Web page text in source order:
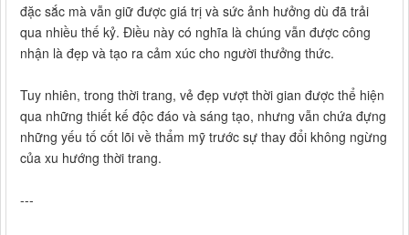
đặc sắc mà vẫn giữ được giá trị và sức ảnh hưởng dù đã trải
qua nhiều thế kỷ. Điều này có nghĩa là chúng vẫn được công
nhận là đẹp và tạo ra cảm xúc cho người thưởng thức.
Tuy nhiên, trong thời trang, vẻ đẹp vượt thời gian được thể hiện
qua những thiết kế độc đáo và sáng tạo, nhưng vẫn chứa đựng
những yếu tố cốt lõi về thẩm mỹ trước sự thay đổi không ngừng
của xu hướng thời trang.
---